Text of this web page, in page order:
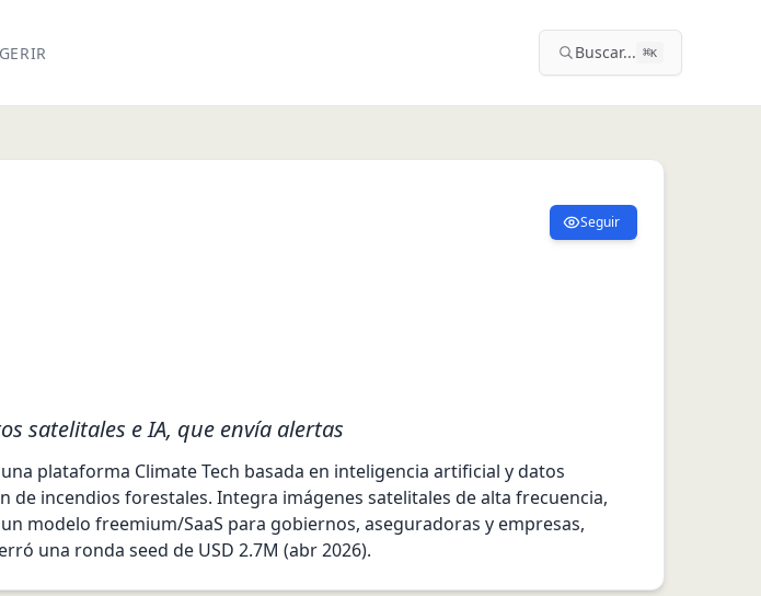
Buscar... ⌘K
Seguir
satelitales e IA, que envía alertas
plataforma Climate Tech basada en inteligencia artificial y datos
incendios forestales. Integra imágenes satelitales de alta frecuencia,
modelo freemium/SaaS para gobiernos, aseguradoras y empresas,
una ronda seed de USD 2.7M (abr 2026).